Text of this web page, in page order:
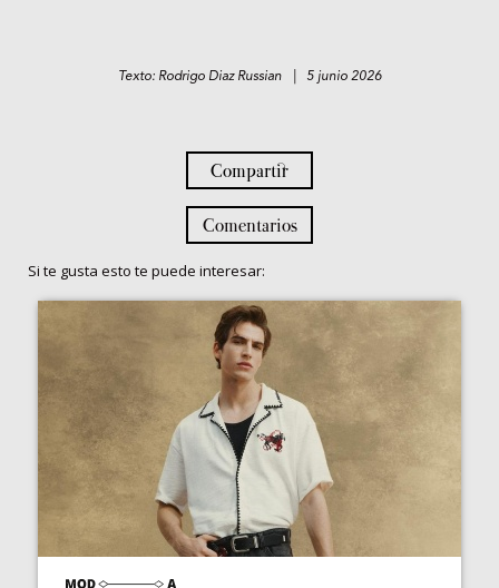
Texto: Rodrigo Diaz Russian | 5 junio 2026
Compartir
Comentarios
Si te gusta esto te puede interesar: